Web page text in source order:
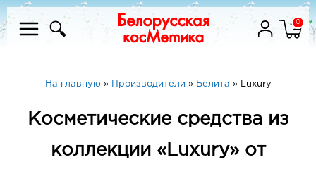
0
На главную» Производители » Белита » Luxury
Косметические средства из
коллекции «Luxury» от